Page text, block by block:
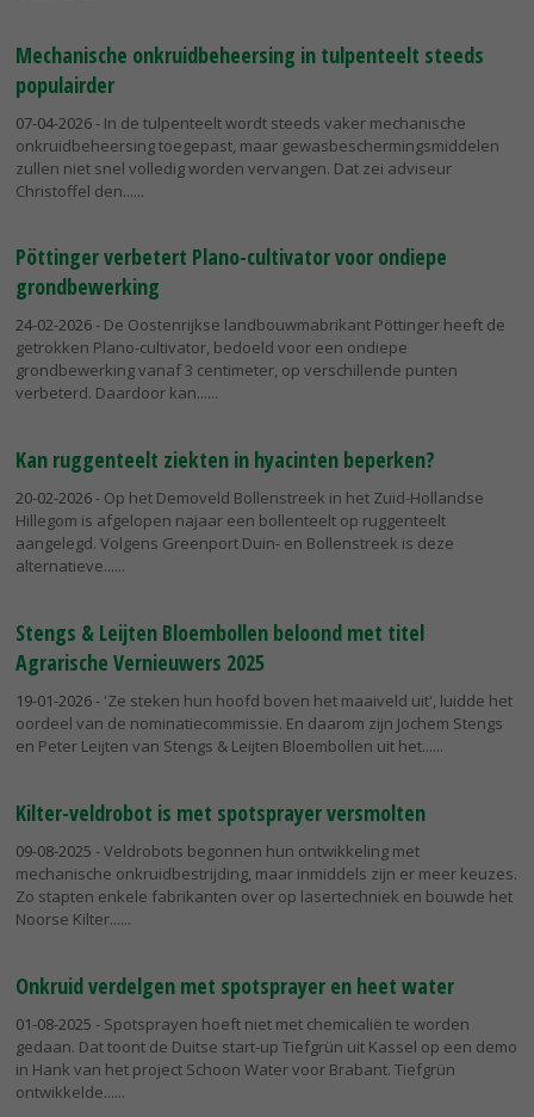
Mechanische onkruidbeheersing in tulpenteelt steeds
populairder
07-04-2026- In de tulpenteelt wordt steeds vaker mechanische
onkruidbeheersing toegepast, maar gewasbeschermingsmiddelen
zullen niet snel volledig worden vervangen. Dat zei adviseur
Christoffel den...
Pöttinger verbetert Plano-cultivator voor ondiepe
grondbewerking
24-02-2026- De Oostenrijkse landbouwmabrikant Pöttinger heeft de
getrokken Plano-cultivator, bedoeld voor een ondiepe
grondbewerking vanaf 3 centimeter, op verschillende punten
verbeterd. Daardoor kan...
Kan ruggenteelt ziekten in hyacinten beperken?
20-02-2026- Op het Demoveld Bollenstreek in het Zuid-Hollandse
Hillegom is afgelopen najaar een bollenteelt op ruggenteelt
aangelegd. Volgens Greenport Duin- en Bollenstreek is deze
alternatieve...
Stengs & Leijten Bloembollen beloond met titel
Agrarische Vernieuwers 2025
19-01-2026- 'Ze steken hun hoofd boven het maaiveld uit', luidde het
oordeel van de nominatiecommissie. En daarom zijn Jochem Stengs
en Peter Leijten van Stengs & Leijten Bloembollen uit het...
Kilter-veldrobot is met spotsprayer versmolten
09-08-2025 - Veldrobots begonnen hun ontwikkeling met
mechanische onkruidbestrijding, maar inmiddels zijn er meer keuzes.
Zo stapten enkele fabrikanten over op lasertechniek en bouwde het
Noorse Kilter...
Onkruid verdelgen met spotsprayer en heet water
01-08-2025 - Spotsprayen hoeft niet met chemicaliën te worden
gedaan. Dat toont de Duitse start-up Tiefgrün uit Kassel op een demo
in Hank van het project Schoon Water voor Brabant. Tiefgrün
ontwikkelde...